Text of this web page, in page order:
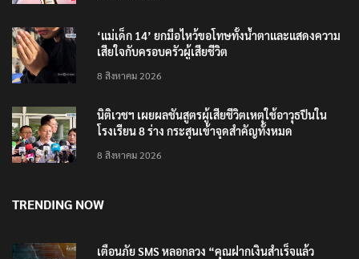
8 สิงหาคม 2026
‘แม่เด็ก 14’ ยกมือไหว้ขอโทษทั้งน้ำตาและแสดงความ
8 สิงหาคม 2026
นิติเวชฯ เผยผลชันสูตรผู้เสียชีวิตเหตุใช้อาวุธปืนใน